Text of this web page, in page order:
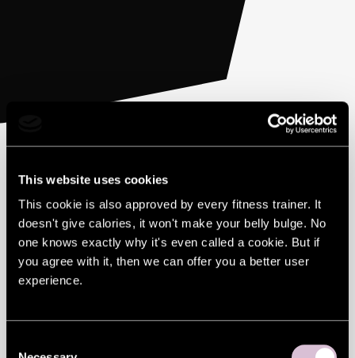
This website uses cookies
This cookie is also approved by every fitness trainer. It
doesn't give calories, it won't make your belly bulge. No
one knows exactly why it's even called a cookie. But if
you agree with it, then we can offer you a better user
experience.
Solarise Apollos toimub vahva interaktiivne
Maped töötuba, kus Sul on võimalik
kujundada oma unistuste rohelinna.
Valmis joonistatud töö saad kohe üles
laadida aadressile:maped.lt/et Nii osaled
Iga töötoas osaleja saab kingituseks kaasa
Maped Infinity värvipliiatsid!